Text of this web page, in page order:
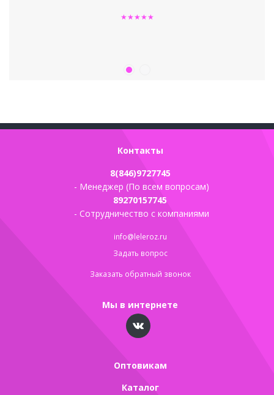
★★★★★
Контакты
8(846)9727745
- Менеджер (По всем вопросам)
89270157745
- Сотрудничество с компаниями
info@leleroz.ru
Задать вопрос
Заказать обратный звонок
Мы в интернете
Оптовикам
Каталог